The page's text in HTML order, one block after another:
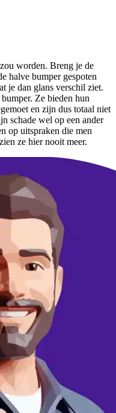
worden. Breng je de
halve bumper gespoten
je dan glans verschil ziet.
Ze bieden hun
en zijn dus totaal niet
schade wel op een ander
op uitspraken die men
ze hier nooit meer.